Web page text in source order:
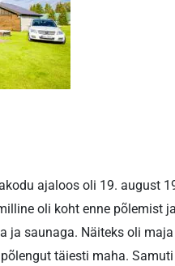
ajaloos oli 19. august
oli koht enne põlemist
ja saunaga. Näiteks oli
täiesti maha.